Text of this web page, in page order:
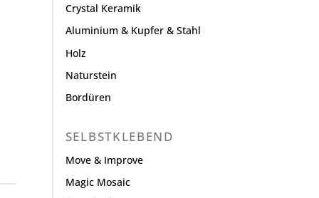
Crystal Keramik
Aluminium & Kupfer & Stahl
Holz
Naturstein
Bordüren
SELBSTKLEBEND
Move & Improve
Magic Mosaic